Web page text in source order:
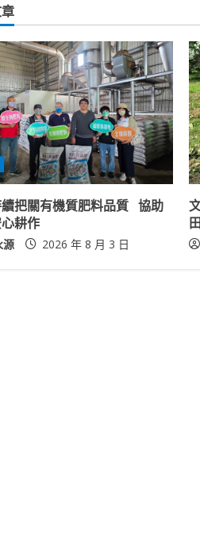
把關有機質肥料品質 協助
耕作
源 2026 年 8 月 3 日